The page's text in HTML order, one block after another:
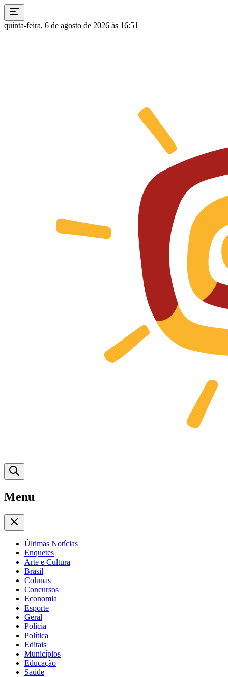
quinta-feira, 6 de agosto de 2026 às 16:51
Menu
Últimas Notícias
Enquetes
Arte e Cultura
Brasil
Colunas
Concursos
Economia
Esporte
Geral
Polícia
Política
Editais
Municípios
Educação
Saúde